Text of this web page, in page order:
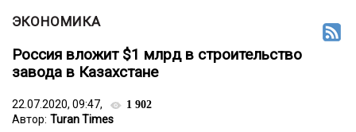
ЭКОНОМИКА
Россия вложит $1 млрд в строительство
завода в Казахстане
22.07.2020, 09:47, 1 902
Автор: Turan Times